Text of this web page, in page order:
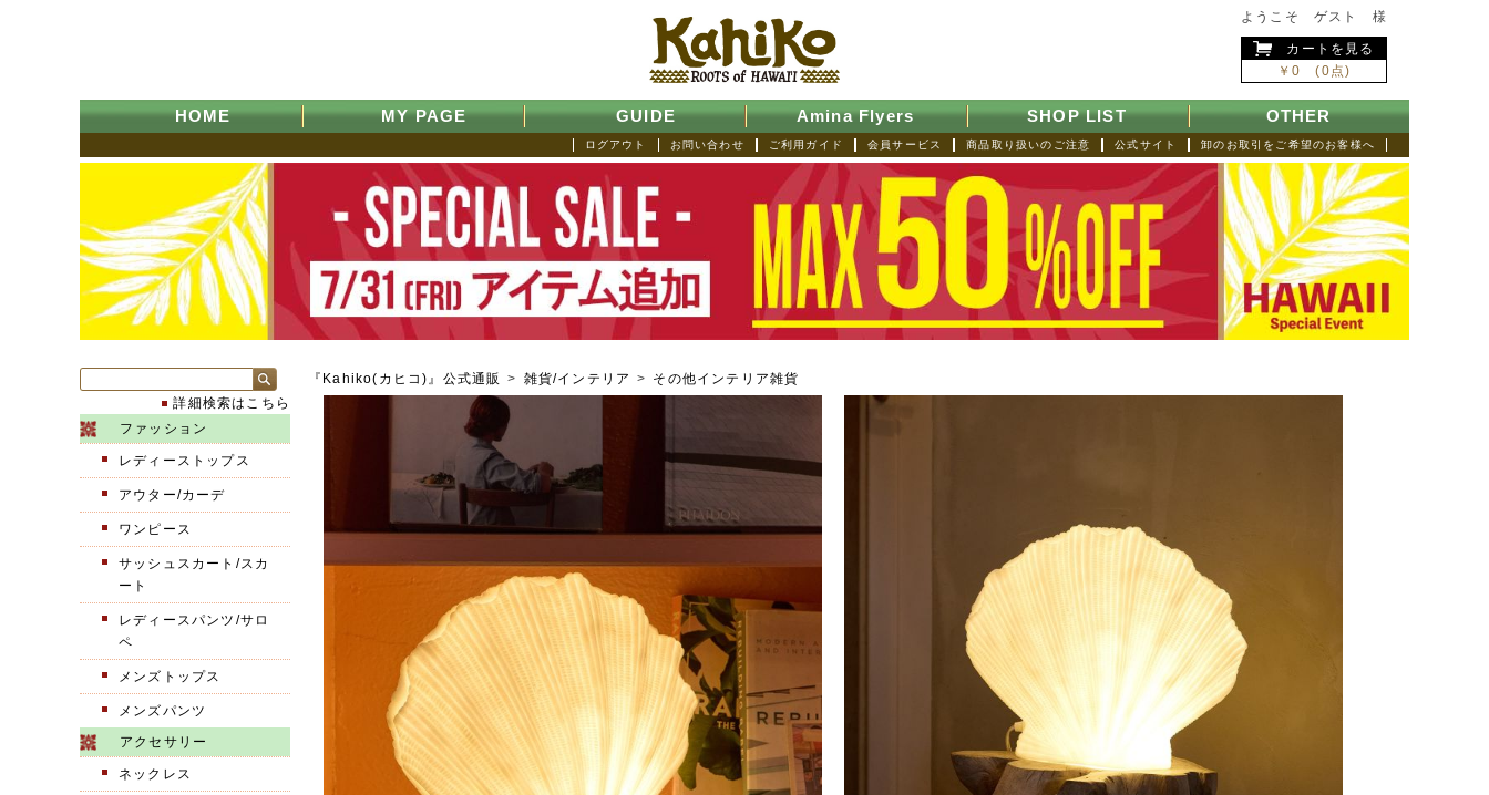
ようこそ ゲスト 様
カートを見る
￥0 (0点)
HOME MY PAGE GUIDE Amina Flyers SHOP LIST OTHER
卸のお取引をご希望のお客様へ
公式サイト
商品取り扱いのご注意
会員サービス
ご利用ガイド
お問い合わせ
ログアウト
『Kahiko(カヒコ)』公式通販 > 雑貨/インテリア > その他インテリア雑貨
詳細検索はこちら
ファッション
レディーストップス
アウター/カーデ
ワンピース
サッシュスカート/スカ
ート
レディースパンツ/サロ
ペ
メンズトップス
メンズパンツ
アクセサリー
ネックレス